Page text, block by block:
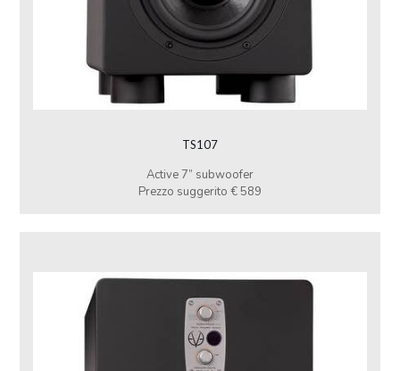
TS107
Active 7” subwoofer
Prezzo suggerito € 589